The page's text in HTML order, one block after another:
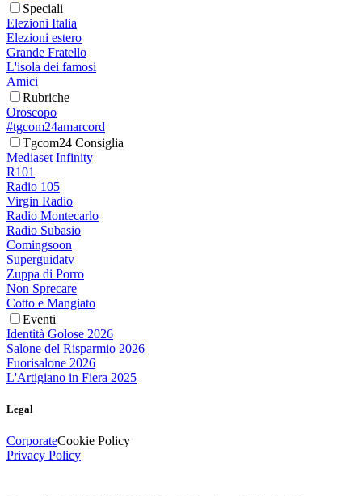
Speciali
Elezioni Italia
Elezioni estero
Grande Fratello
L'isola dei famosi
Amici
Rubriche
Oroscopo
#tgcom24amarcord
Tgcom24 Consiglia
Mediaset Infinity
R101
Radio 105
Virgin Radio
Radio Montecarlo
Radio Subasio
Comingsoon
Superguidatv
Zuppa di Porro
Non Sprecare
Cotto e Mangiato
Eventi
Identità Golose 2026
Salone del Risparmio 2026
Fuorisalone 2026
L'Artigiano in Fiera 2025
Legal
CorporateCookie Policy
Privacy Policy